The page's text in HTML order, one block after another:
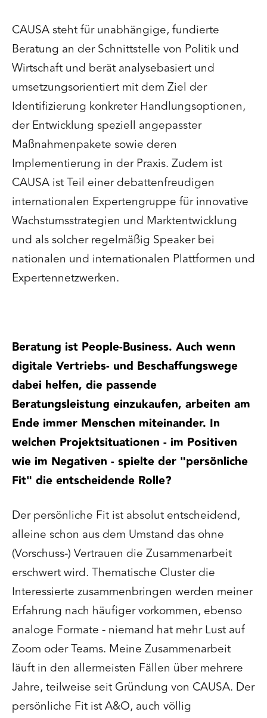
CAUSA steht für unabhängige, fundierte
Beratung an der Schnittstelle von Politik und
Wirtschaft und berät analysebasiert und
umsetzungsorientiert mit dem Ziel der
Identifizierung konkreter Handlungsoptionen,
der Entwicklung speziell angepasster
Maßnahmenpakete sowie deren
Implementierung in der Praxis. Zudem ist
CAUSA ist Teil einer debattenfreudigen
internationalen Expertengruppe für innovative
Wachstumsstrategien und Marktentwicklung
und als solcher regelmäßig Speaker bei
nationalen und internationalen Plattformen und
Expertennetzwerken.
Beratung ist People-Business. Auch wenn
digitale Vertriebs- und Beschaffungswege
dabei helfen, die passende
Beratungsleistung einzukaufen, arbeiten am
Ende immer Menschen miteinander. In
welchen Projektsituationen - im Positiven
wie im Negativen - spielte der "persönliche
Fit" die entscheidende Rolle?
Der persönliche Fit ist absolut entscheidend,
alleine schon aus dem Umstand das ohne
(Vorschuss-) Vertrauen die Zusammenarbeit
erschwert wird. Thematische Cluster die
Interessierte zusammenbringen werden meiner
Erfahrung nach häufiger vorkommen, ebenso
analoge Formate - niemand hat mehr Lust auf
Zoom oder Teams. Meine Zusammenarbeit
läuft in den allermeisten Fällen über mehrere
Jahre, teilweise seit Gründung von CAUSA. Der
persönliche Fit ist A&O, auch völlig